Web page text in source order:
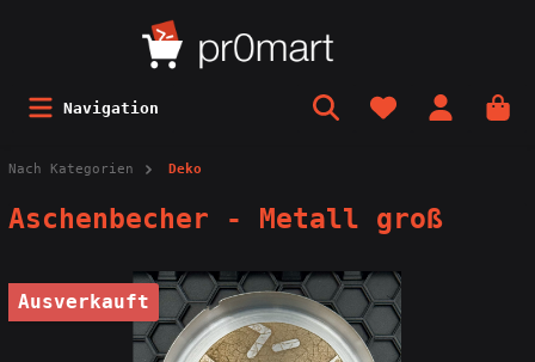
Navigation
Nach Kategorien Deko
Aschenbecher - Metall groß
Ausverkauft